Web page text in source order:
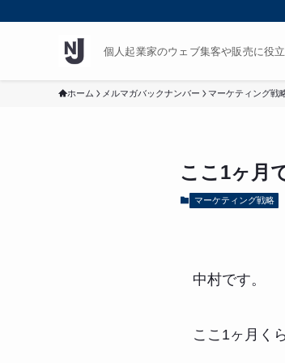
個人起業家のウェブ集客や販売に役
ホーム メルマガバックナンバー マーケティング戦
ここ1ヶ月
マーケティング戦略
中村です。
ここ1ヶ月く